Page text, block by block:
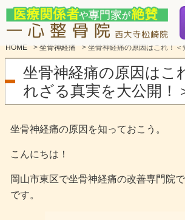
HOME > 坐骨神経痛 > 坐骨神経痛の原因はこれ！
坐骨神経痛の原因はこ
れざる真実を大公開！
坐骨神経痛の原因を知っておこう。
こんにちは！
岡山市東区で坐骨神経痛の改善専門院
です。